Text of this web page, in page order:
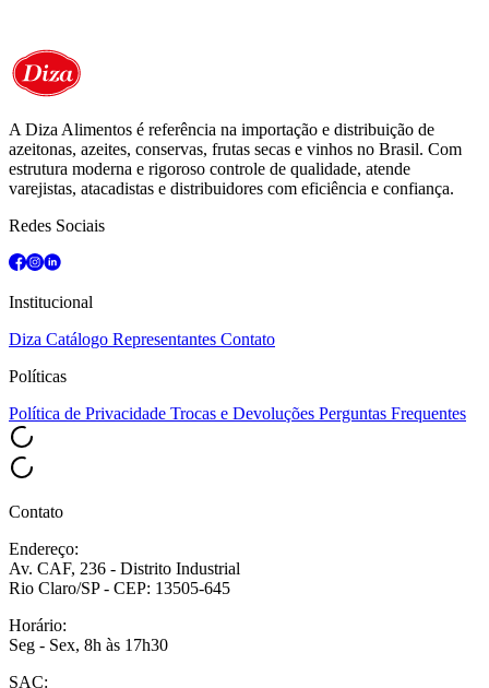
A Diza Alimentos é referência na importação e distribuição de
azeitonas, azeites, conservas, frutas secas e vinhos no Brasil. Com
estrutura moderna e rigoroso controle de qualidade, atende
varejistas, atacadistas e distribuidores com eficiência e confiança.
Redes Sociais
Institucional
Diza Catálogo Representantes Contato
Políticas
Política de Privacidade Trocas e Devoluções Perguntas Frequentes
Contato
Endereço:
Av. CAF, 236 - Distrito Industrial
Rio Claro/SP - CEP: 13505-645
Horário:
Seg - Sex, 8h às 17h30
SAC: